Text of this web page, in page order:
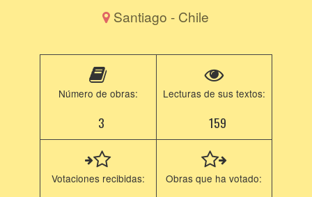
Santiago - Chile
Número de obras:
3
Lecturas de sus textos:
159
Votaciones recibidas: Obras que ha votado: